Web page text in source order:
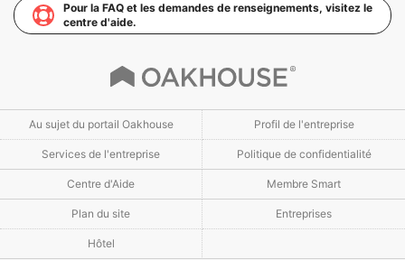
Pour la FAQ et les demandes de renseignements, visitez le
centre d'aide.
Au sujet du portail Oakhouse Profil de l'entreprise
Services de l'entreprise Politique de confidentialité
Centre d'Aide Membre Smart
Plan du site Entreprises
Hôtel